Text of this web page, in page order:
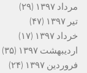
مرداد ۱۳۹۷
(۲۹)
تیر ۱۳۹۷
(۴۷)
خرداد ۱۳۹۷
(۱۷)
اردیبهشت ۱۳۹۷
(۳۵)
فروردین ۱۳۹۷
(۲۴)